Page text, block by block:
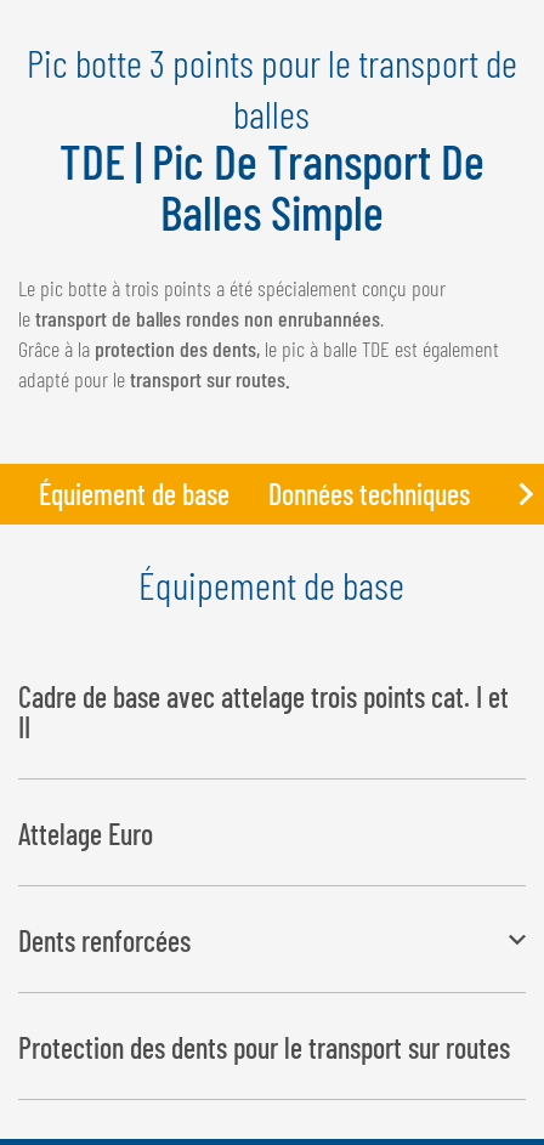
FRANÇAIS
SUISSE
GÖWEIL Schweiz
FRANÇAIS
Pic botte 3 points pour le transport de
balles
TDE | Pic De Transport De
Balles Simple
Le pic botte à trois points a été spécialement conçu pour
letransport de balles rondes non enrubannées.
Grâce à la protection des dents, le pic à balle TDE est également
adapté pour letransport sur routes.
Équiement de base Données techniques
Équipement de base
Cadre de base avec attelage trois points cat. I et
II
Attelage Euro
Dents renforcées
Ø : 42 mm, longueur 1 100 mm
Protection des dents pour le transport sur routes